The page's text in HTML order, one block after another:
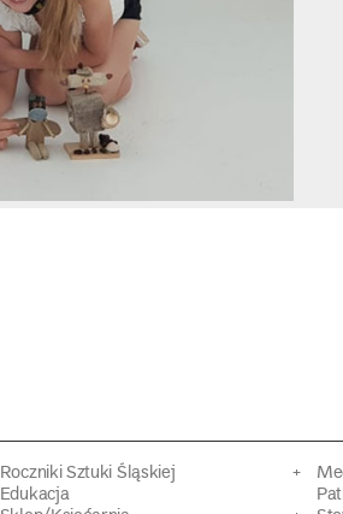
Roczniki Sztuki Śląskiej
Edukacja